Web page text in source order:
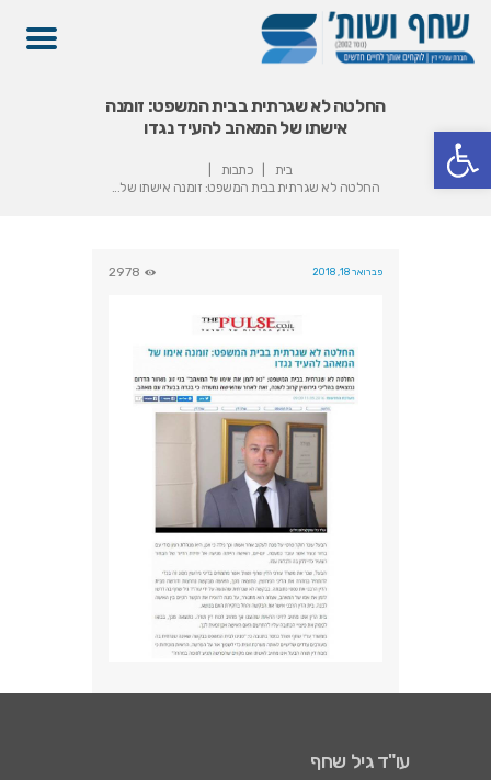
פתח סרגל נגישות
החלטה לא שגרתית בבית המשפט: זומנה
אישתו של המאהב להעיד נגדו
בית
כתבות
החלטה לא שגרתית בבית המשפט: זומנה אישתו של...
פברואר 18, 2018 2978
עו"ד גיל שחף